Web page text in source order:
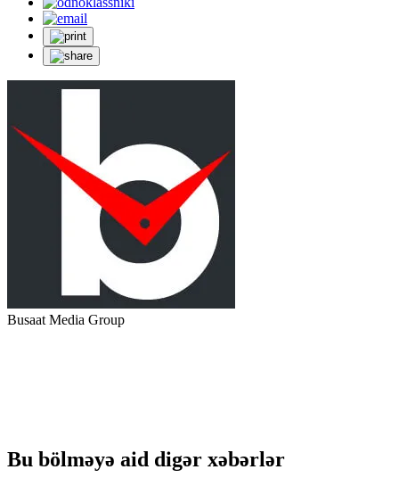
Busaat Media Group
Bu bölməyə aid digər xəbərlər